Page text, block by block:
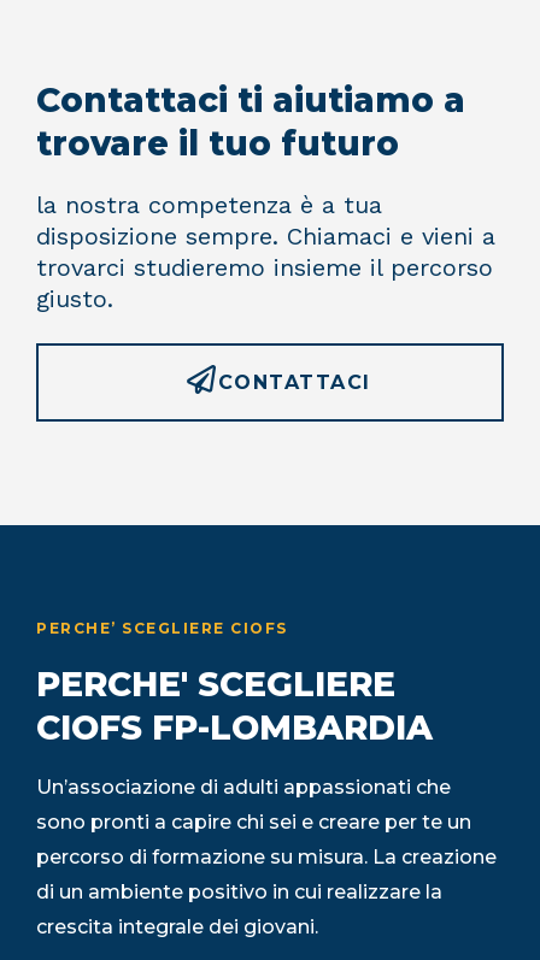
Contattaci ti aiutiamo a
trovare il tuo futuro
la nostra competenza è a tua
disposizione sempre. Chiamaci e vieni a
trovarci studieremo insieme il percorso
giusto.
CONTATTACI
PERCHE’ SCEGLIERE CIOFS
PERCHE' SCEGLIERE
CIOFS FP-LOMBARDIA
Un’associazione di adulti appassionati che
sono pronti a capire chi sei e creare per te un
percorso di formazione su misura. La creazione
di un ambiente positivo in cui realizzare la
crescita integrale dei giovani.